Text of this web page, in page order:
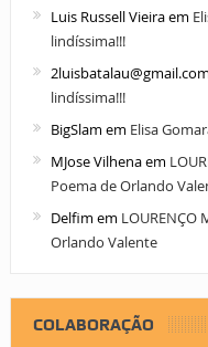
Luis Russell Vieiraem
lindíssima!!!
2luisbatalau@gmail.com
lindíssima!!!
BigSlam em Elisa
MJose Vilhenaem
Poema de Orlando
Delfim em LOURENÇO
Orlando Valente
COLABORAÇÃO